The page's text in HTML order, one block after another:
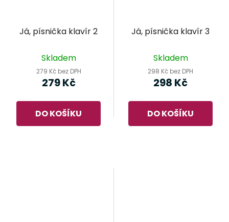
Já, písnička klavír 2
Skladem
279 Kč bez DPH
279 Kč
DO KOŠÍKU
Já, písnička klavír 3
Skladem
298 Kč bez DPH
298 Kč
DO KOŠÍKU